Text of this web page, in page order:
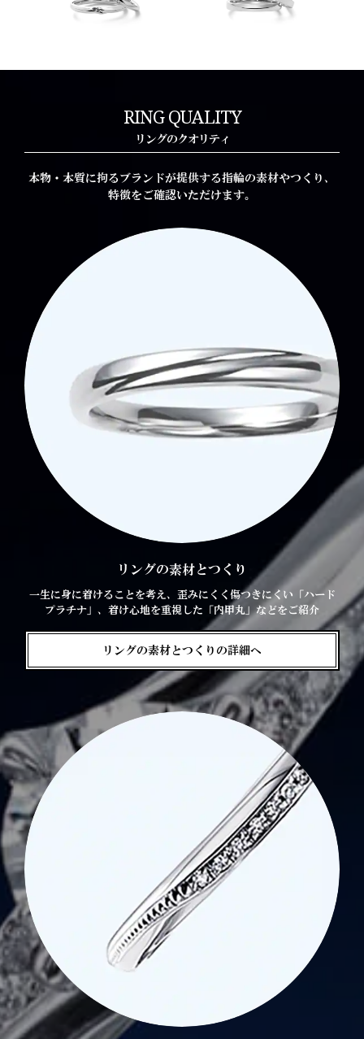
RING QUALITY
リングのクオリティ
本物・本質に拘るブランドが提供する指輪の素材やつくり、
特徴をご確認いただけます。
リングの素材とつくり
一生に身に着けることを考え、歪みにくく傷つきにくい「ハード
プラチナ」、着け心地を重視した「内甲丸」などをご紹介
リングの素材とつくりの詳細へ